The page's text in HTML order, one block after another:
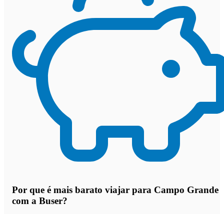
Por que é mais barato viajar para Campo Grande
com a Buser?